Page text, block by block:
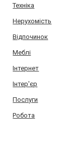
Техніка
Нерухомість
Відпочинок
Меблі
Інтернет
Інтер'єр
Послуги
Робота